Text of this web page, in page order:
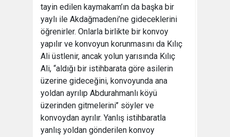
tayin edilen kaymakam’ın da başka bir
yaylı ile Akdağmadeni’ne gideceklerini
öğrenirler. Onlarla birlikte bir konvoy
yapılır ve konvoyun korunmasını da Kılıç
Ali üstlenir, ancak yolun yarısında Kılıç
Ali, “aldığı bir istihbarata göre asilerin
üzerine gideceğini, konvoyunda ana
yoldan ayrılıp Abdurahmanlı köyü
üzerinden gitmelerini’’ söyler ve
konvoydan ayrılır. Yanlış istihbaratla
yanlış yoldan gönderilen konvoy